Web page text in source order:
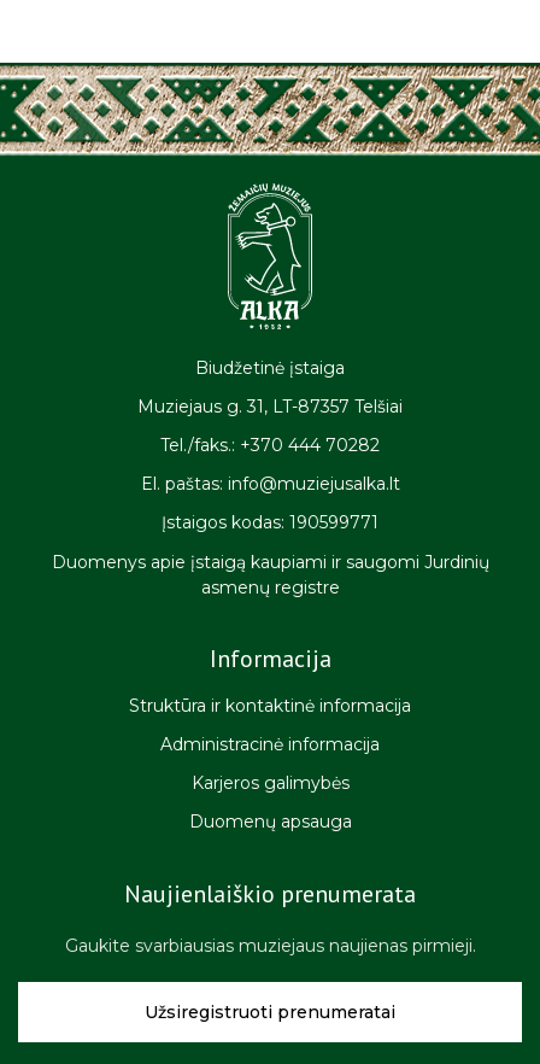
Biudžetinė įstaiga
Muziejaus g. 31, LT-87357 Telšiai
Tel./faks.: +370 444 70282
El. paštas: info@muziejusalka.lt
Įstaigos kodas: 190599771
Duomenys apie įstaigą kaupiami ir saugomi Jurdinių
asmenų registre
Informacija
Struktūra ir kontaktinė informacija
Administracinė informacija
Karjeros galimybės
Duomenų apsauga
Naujienlaiškio prenumerata
Gaukite svarbiausias muziejaus naujienas pirmieji.
Užsiregistruoti prenumeratai